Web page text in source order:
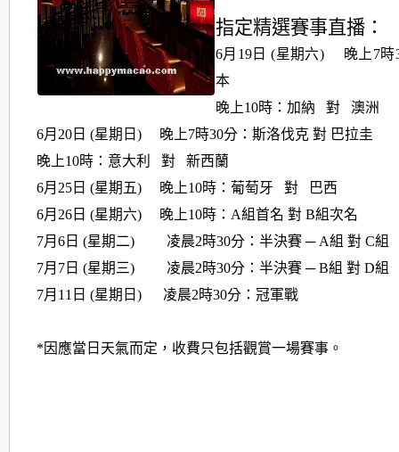
指定精選賽事直播：
6月19日 (星期六) 晚上7時
本
晚上10時：加納 對 澳洲
6月20日 (星期日) 晚上7時30分：斯洛伐克 對 巴拉圭
晚上10時：意大利 對 新西蘭
6月25日 (星期五) 晚上10時：葡萄牙 對 巴西
6月26日 (星期六) 晚上10時：A組首名 對 B組次名
7月6日 (星期二) 凌晨2時30分：半決賽 ─ A組 對 C組
7月7日 (星期三) 凌晨2時30分：半決賽 ─ B組 對 D組
7月11日 (星期日) 凌晨2時30分：冠軍戰
*因應當日天氣而定，收費只包括觀賞一場賽事。